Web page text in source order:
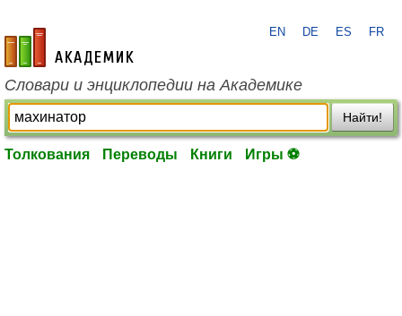
academic.ru
EN DE ES FR
Словари и энциклопедии на Академике
Найти!
Толкования Переводы Книги Игры ⚽